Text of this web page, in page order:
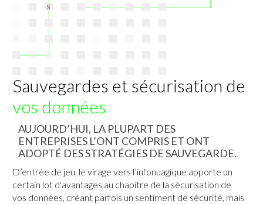
S
Sauvegardes et sécurisation de
vos données
AUJOURD’HUI, LA PLUPART DES
ENTREPRISES L’ONT COMPRIS ET ONT
ADOPTÉ DES STRATÉGIES DE SAUVEGARDE.
D’entrée de jeu, le virage vers l’infonuagique apporte un
certain lot d'avantages au chapitre de la sécurisation de
vos données, créant parfois un sentiment de sécurité, mais